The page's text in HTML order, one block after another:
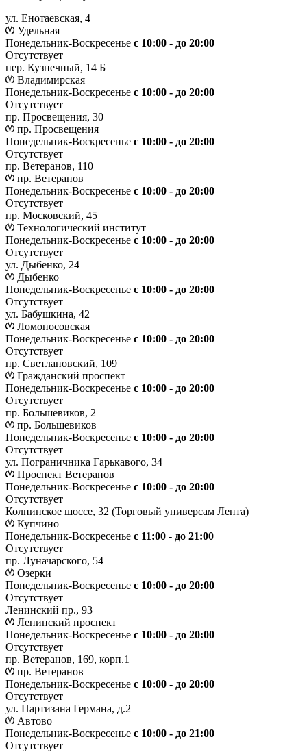
ул. Енотаевская, 4
Удельная
Понедельник-Воскресенье с 10:00 - до 20:00
Отсутствует
пер. Кузнечный, 14 Б
Владимирская
Понедельник-Воскресенье с 10:00 - до 20:00
Отсутствует
пр. Просвещения, 30
пр. Просвещения
Понедельник-Воскресенье c 10:00 - до 20:00
Отсутствует
пр. Ветеранов, 110
пр. Ветеранов
Понедельник-Воскресенье с 10:00 - до 20:00
Отсутствует
пр. Московский, 45
Технологический институт
Понедельник-Воскресенье с 10:00 - до 20:00
Отсутствует
ул. Дыбенко, 24
Дыбенко
Понедельник-Воскресенье с 10:00 - до 20:00
Отсутствует
ул. Бабушкина, 42
Ломоносовская
Понедельник-Воскресенье с 10:00 - до 20:00
Отсутствует
пр. Светлановский, 109
Гражданский проспект
Понедельник-Воскресенье с 10:00 - до 20:00
Отсутствует
пр. Большевиков, 2
пр. Большевиков
Понедельник-Воскресенье с 10:00 - до 20:00
Отсутствует
ул. Пограничника Гарькавого, 34
Проспект Ветеранов
Понедельник-Воскресенье с 10:00 - до 20:00
Отсутствует
Колпинское шоссе, 32 (Торговый универсам Лента)
Купчино
Понедельник-Воскресенье с 11:00 - до 21:00
Отсутствует
пр. Луначарского, 54
Озерки
Понедельник-Воскресенье с 10:00 - до 20:00
Отсутствует
Ленинский пр., 93
Ленинский проспект
Понедельник-Воскресенье с 10:00 - до 20:00
Отсутствует
пр. Ветеранов, 169, корп.1
пр. Ветеранов
Понедельник-Воскресенье с 10:00 - до 20:00
Отсутствует
ул. Партизана Германа, д.2
Автово
Понедельник-Воскресенье с 10:00 - до 21:00
Отсутствует